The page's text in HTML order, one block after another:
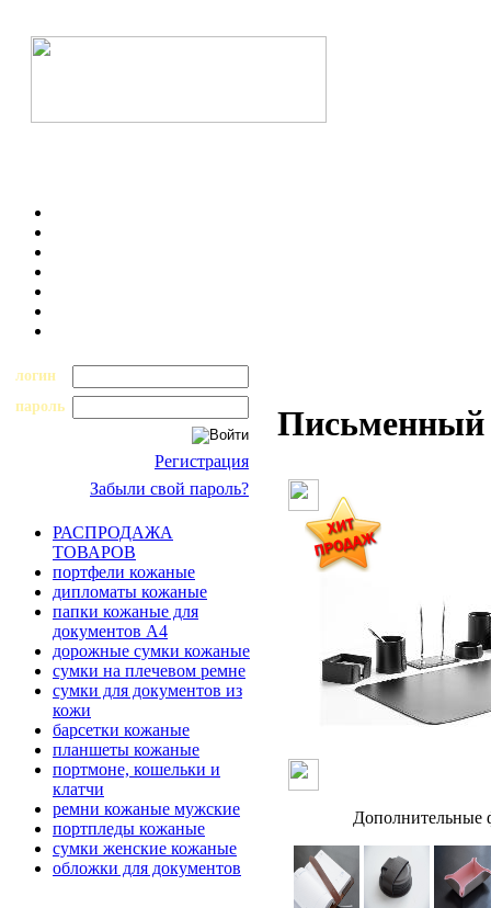
логин
пароль
Регистрация
Забыли свой пароль?
РАСПРОДАЖА
ТОВАРОВ
портфели кожаные
дипломаты кожаные
папки кожаные для
документов А4
дорожные сумки кожаные
сумки на плечевом ремне
сумки для документов из
кожи
барсетки кожаные
планшеты кожаные
портмоне, кошельки и
клатчи
ремни кожаные мужские
портпледы кожаные
сумки женские кожаные
обложки для документов
Письменный
Дополнительные